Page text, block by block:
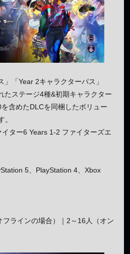
」「Year 2キャラクターパス」
たステージ4種&初期キャラクター
含めたDLCを同梱したボリュー
。
ター6 Years 1-2 ファイターズエ
5、PlayStation 4、Xbox
フラインの場合）｜2～16人（オン